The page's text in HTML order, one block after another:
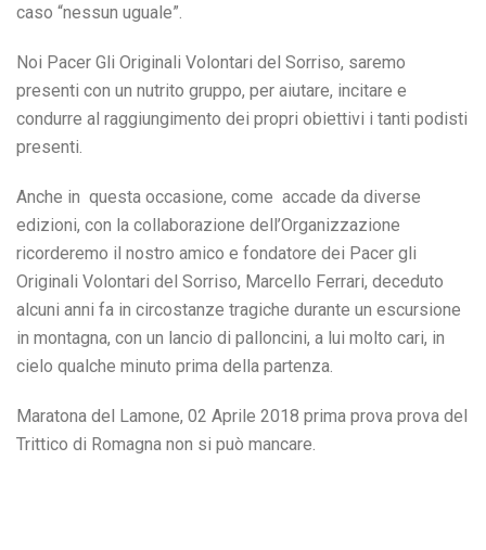
caso “nessun uguale”.
Noi Pacer Gli Originali Volontari del Sorriso, saremo
presenti con un nutrito gruppo, per aiutare, incitare e
condurre al raggiungimento dei propri obiettivi i tanti podisti
presenti.
Anche in questa occasione, come accade da diverse
edizioni, con la collaborazione dell’Organizzazione
ricorderemo il nostro amico e fondatore dei Pacer gli
Originali Volontari del Sorriso, Marcello Ferrari, deceduto
alcuni anni fa in circostanze tragiche durante un escursione
in montagna, con un lancio di palloncini, a lui molto cari, in
cielo qualche minuto prima della partenza.
Maratona del Lamone, 02 Aprile 2018 prima prova prova del
Trittico di Romagna non si può mancare.